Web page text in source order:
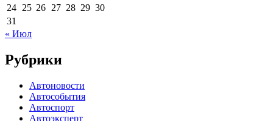
24 25 26 27 28 29 30
31
« Июл
Рубрики
Автоновости
Автособытия
Автоспорт
Автоэксперт